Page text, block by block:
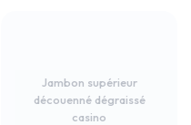
Jambon supérieur
découenné dégraissé
casino